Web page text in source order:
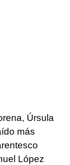
Úrsula
más
López